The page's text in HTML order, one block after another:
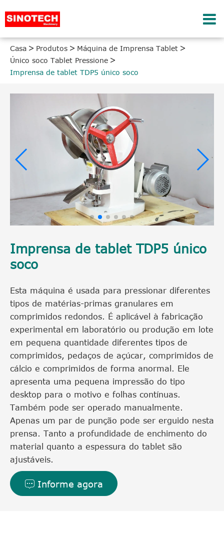
Casa Produtos
Máquina de Imprensa Tablet
Único soco Tablet Pressione
Imprensa de tablet TDP5 único soco
Imprensa de tablet TDP5 único
soco
Esta máquina é usada para pressionar diferentes
tipos de matérias-primas granulares em
comprimidos redondos. É aplicável à fabricação
experimental em laboratório ou produção em lote
em pequena quantidade diferentes tipos de
comprimidos, pedaços de açúcar, comprimidos de
cálcio e comprimidos de forma anormal. Ele
apresenta uma pequena impressão do tipo
desktop para o motivo e folhas contínuas.
Também pode ser operado manualmente.
Apenas um par de punção pode ser erguido nesta
prensa. Tanto a profundidade de enchimento do
material quanto a espessura do tablet são
ajustáveis.
Informe agora